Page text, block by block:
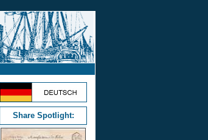
Share Spotlight: